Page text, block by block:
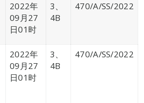
2022年
09月27
日01时
3、
4B
470/A/SS/2022
2022年
09月27
日01时
3、
4B
470/A/SS/2022